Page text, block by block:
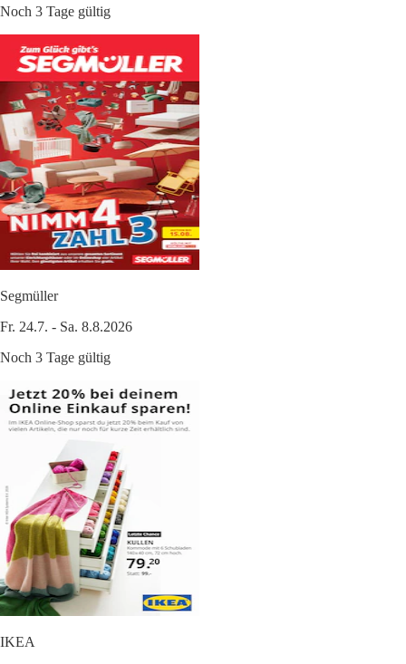
Noch 3 Tage gültig
Segmüller
Fr. 24.7. - Sa. 8.8.2026
Noch 3 Tage gültig
IKEA